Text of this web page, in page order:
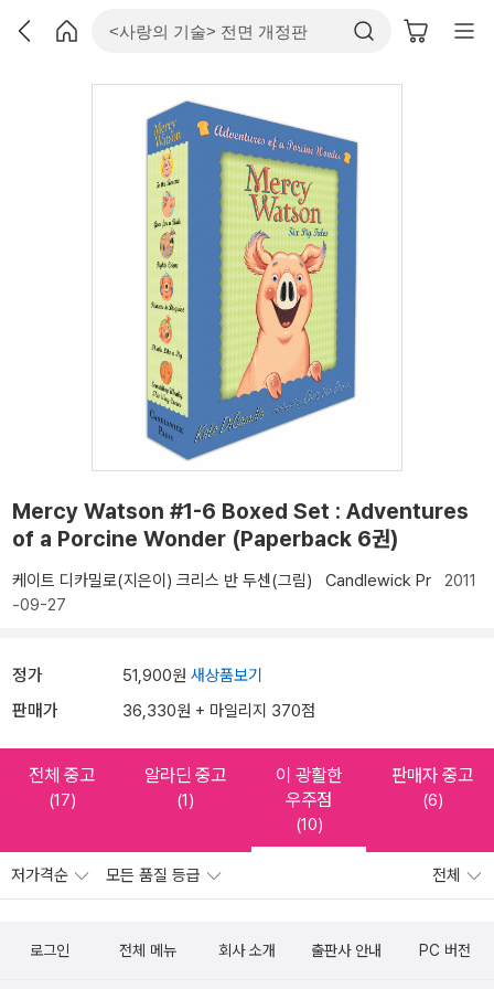
Mercy Watson #1-6 Boxed Set : Adventures
of a Porcine Wonder (Paperback 6권)
케이트 디카밀로(지은이) 크리스 반 두센(그림) Candlewick Pr 2011
-09-27
정가 51,900원 새상품보기
판매가 36,330원 + 마일리지 370점
전체 중고
(17)
알라딘 중고
(1)
이 광활한
우주점
(10)
판매자 중고
(6)
저가격순 모든 품질 등급 전체
로그인 전체 메뉴 회사 소개 출판사 안내 PC 버전